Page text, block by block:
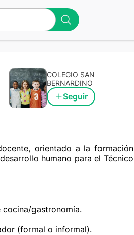
COLEGIO SAN
BERNARDINO
Seguir
orientado a la formación
humano para el Técnico
gastronomía.
(formal o informal).